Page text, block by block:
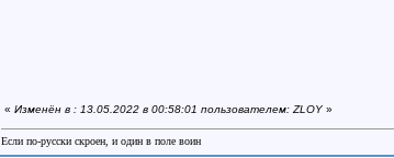
« Изменён в : 13.05.2022 в 00:58:01 пользователем: ZLOY »
Если по-русски скроен, и один в поле воин